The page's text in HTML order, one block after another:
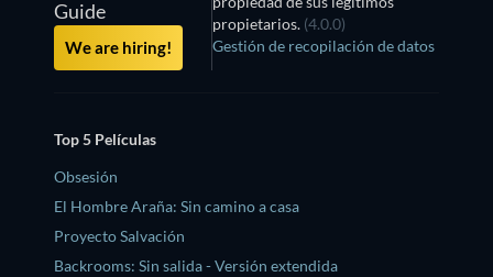
Guide
We are hiring!
propietarios. (4.0.0)
Gestión de recopilación de datos
Top 5 Películas
Obsesión
El Hombre Araña: Sin camino a casa
Proyecto Salvación
Backrooms: Sin salida - Versión extendida